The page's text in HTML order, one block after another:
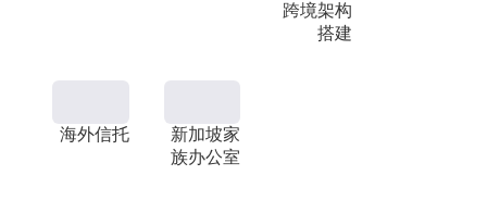
跨境架构
搭建
海外信托
新加坡家
族办公室